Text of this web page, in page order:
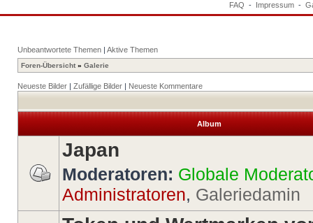
FAQ - Impressum -
Unbeantwortete Themen | Aktive Themen
Foren-Übersicht » Galerie
Neueste Bilder | Zufällige Bilder | Neueste Kommentare
Album
Japan
Moderatoren: Globale
Administratoren, Galeriedamin